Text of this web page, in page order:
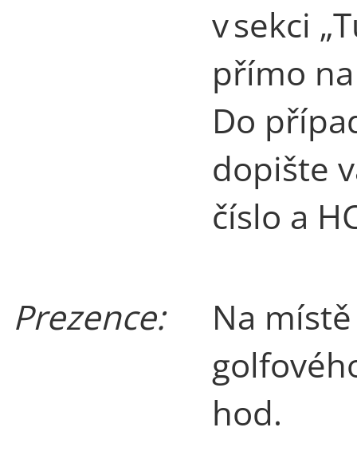
v sekci
přímo
Do
dopište
číslo a
Prezence:
Na
hod.